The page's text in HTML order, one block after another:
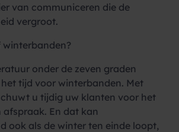
van communiceren die de
vergroot.
winterbanden?
onder de zeven graden
het tijd voor winterbanden. Met
u tijdig uw klanten voor het
afspraak. En dat kan
ook als de winter ten einde loopt,